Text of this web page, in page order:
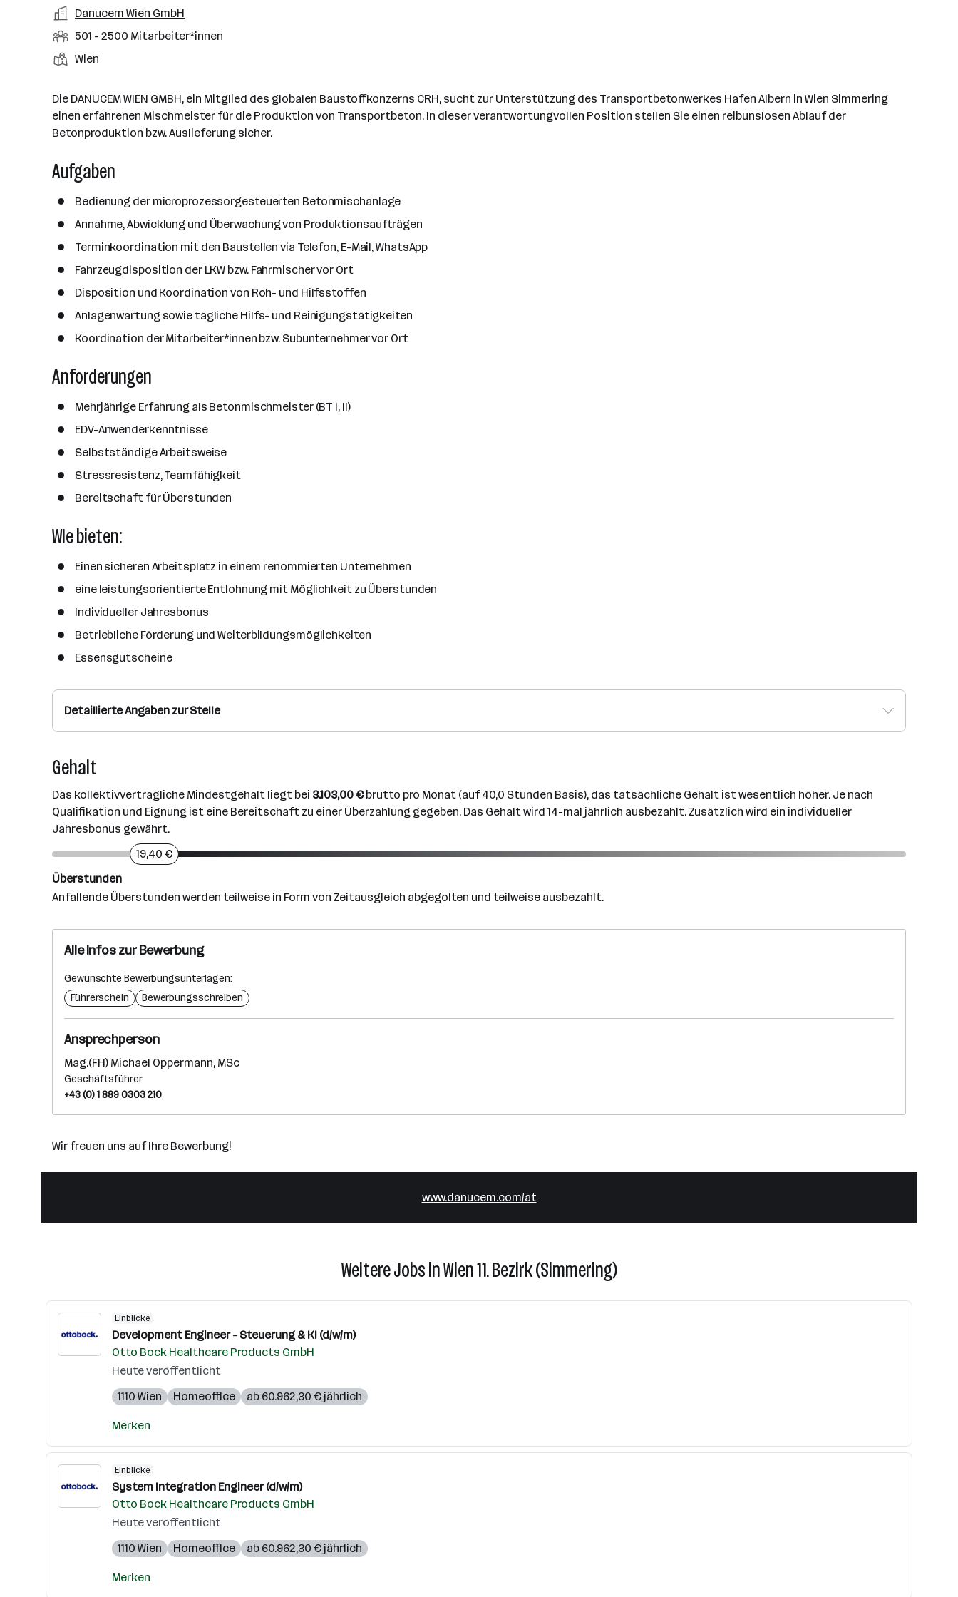
r
t
e
b
n
m
o
d
e
o
t
s
f
l
e
r
n
e
S
l
l
e
A
r
e
t
g
e
e
Danucem Wien GmbH
M
i
t
r
b
e
t
n
e
n
a
501 - 2500 Mitarbeiter*innen
S
a
n
d
r
t
Wien
Die DANUCEM WIEN GMBH, ein Mitglied des globalen Baustoffkonzerns CRH, sucht zur Unterstützung des Transportbetonwerkes Hafen Albern in Wien Simmering
einen erfahrenen Mischmeister für die Produktion von Transportbeton. In dieser verantwortungvollen Position stellen Sie einen reibunslosen Ablauf der
Betonproduktion bzw. Auslieferung sicher.
Aufgaben
Bedienung der microprozessorgesteuerten Betonmischanlage
Annahme, Abwicklung und Überwachung von Produktionsaufträgen
Terminkoordination mit den Baustellen via Telefon, E-Mail, WhatsApp
Fahrzeugdisposition der LKW bzw. Fahrmischer vor Ort
Disposition und Koordination von Roh- und Hilfsstoffen
Anlagenwartung sowie tägliche Hilfs- und Reinigungstätigkeiten
Koordination der Mitarbeiter*innen bzw. Subunternehmer vor Ort
Anforderungen
Mehrjährige Erfahrung als Betonmischmeister (BT I, II)
EDV-Anwenderkenntnisse
Selbstständige Arbeitsweise
Stressresistenz, Teamfähigkeit
Bereitschaft für Überstunden
WIe bieten:
Einen sicheren Arbeitsplatz in einem renommierten Unternehmen
eine leistungsorientierte Entlohnung mit Möglichkeit zu Überstunden
Individueller Jahresbonus
Betriebliche Förderung und Weiterbildungsmöglichkeiten
Essensgutscheine
Detaillierte Angaben zur Stelle
Gehalt
Das kollektivvertragliche Mindestgehalt liegt bei 3.103,00 €brutto pro Monat (auf 40,0 Stunden Basis), das tatsächliche Gehalt ist wesentlich höher. Je nach
Qualifikation und Eignung ist eine Bereitschaft zu einer Überzahlung gegeben. Das Gehalt wird 14-mal jährlich ausbezahlt. Zusätzlich wird ein individueller
Jahresbonus gewährt.
19,40 €
Überstunden
Anfallende Überstunden werden teilweise in Form von Zeitausgleich abgegolten und teilweise ausbezahlt.
Alle Infos zur Bewerbung
Gewünschte Bewerbungsunterlagen:
Führerschein
Bewerbungsschreiben
Ansprechperson
Mag.(FH) Michael Oppermann, MSc
Geschäftsführer
+43 (0) 1 889 0303 210
Wir freuen uns auf Ihre Bewerbung!
www.danucem.com/at
Weitere Jobs in Wien 11. Bezirk (Simmering)
Einblicke
Development Engineer - Steuerung & KI (d/w/m)
Otto Bock Healthcare Products GmbH
Heute veröffentlicht
1110 Wien
Homeoffice ab 60.962,30 € jährlich
Merken
Einblicke
System Integration Engineer (d/w/m)
Otto Bock Healthcare Products GmbH
Heute veröffentlicht
1110 Wien
Homeoffice ab 60.962,30 € jährlich
Merken